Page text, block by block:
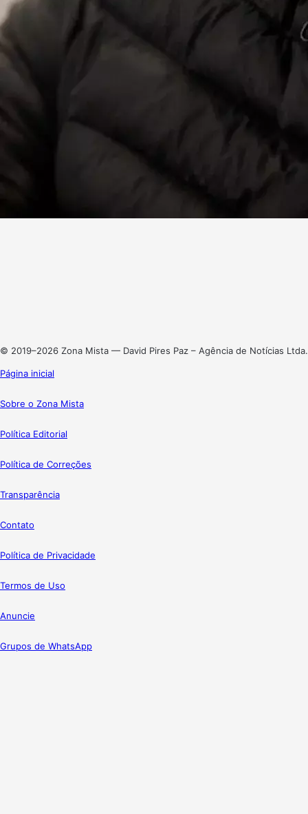
© 2019–2026 Zona Mista — David Pires Paz – Agência de Notícias Ltda.
Página inicial
Sobre o Zona Mista
Política Editorial
Política de Correções
Transparência
Contato
Política de Privacidade
Termos de Uso
Anuncie
Grupos de WhatsApp